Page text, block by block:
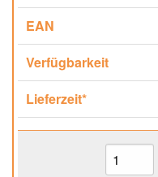
EAN
Verfügbarkeit
Lieferzeit*